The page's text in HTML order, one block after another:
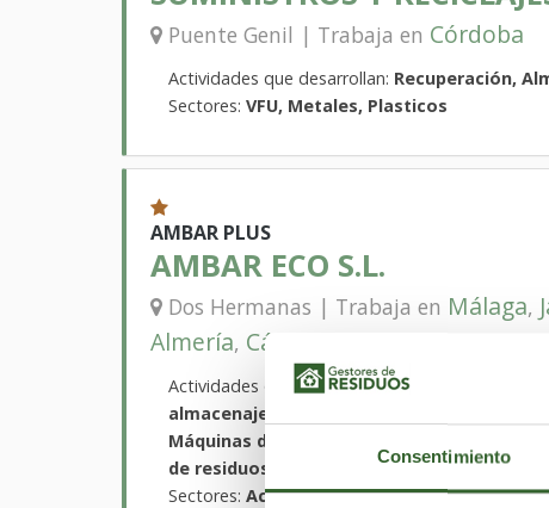
Consentimiento
Puente Genil | Trabaja en Córdoba
Actividades que desarrollan: Recuperación,
Sectores: VFU, Metales, Plasticos
AMBAR PLUS
AMBAR ECO S.L.
Dos Hermanas | Trabaja en Málaga,
Almería, Cáceres
Actividades que desarrollan:Limpiezas
almacenaje y retención de derrames de
Máquinas de limpieza de piezas
de residuos peligrosos y no peligrosos
Sectores: Acidos, Agrarios, Caucho,